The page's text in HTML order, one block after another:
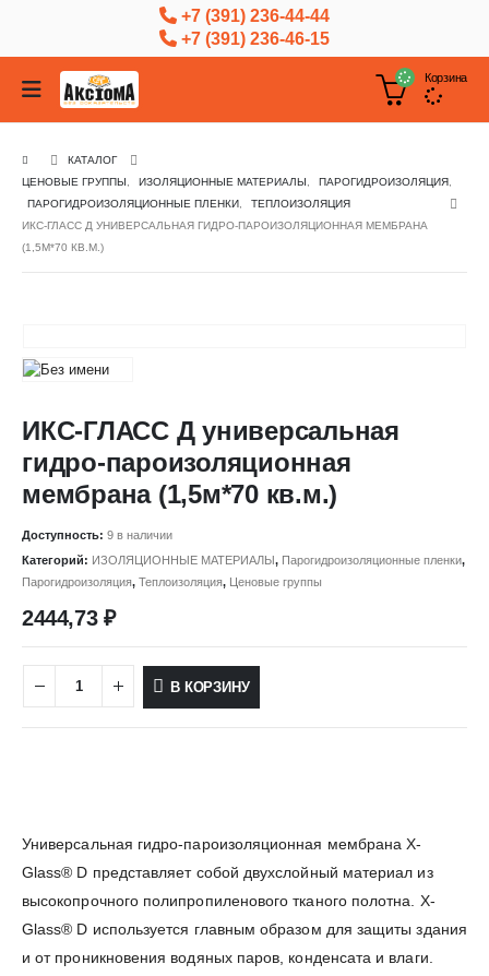
+7 (391) 236-44-44
+7 (391) 236-46-15
Корзина
КАТАЛОГ
ЦЕНОВЫЕ ГРУППЫ
ИЗОЛЯЦИОННЫЕ МАТЕРИАЛЫ ПАРОГИДРОИЗОЛЯЦИЯ
ПАРОГИДРОИЗОЛЯЦИОННЫЕ ПЛЕНКИ
ТЕПЛОИЗОЛЯЦИЯ
ИКС-ГЛАСС Д УНИВЕРСАЛЬНАЯ ГИДРО-ПАРОИЗОЛЯЦИОННАЯ МЕМБРАНА
(1,5М*70 КВ.М.)
ИКС-ГЛАСС Д универсальная
гидро-пароизоляционная
мембрана (1,5м*70 кв.м.)
Доступность: 9 в наличии
Категорий: ИЗОЛЯЦИОННЫЕ МАТЕРИАЛЫ , Парогидроизоляционные пленки,
Парогидроизоляция, Теплоизоляция, Ценовые группы
2444,73 ₽
В КОРЗИНУ
Универсальная гидро-пароизоляционная мембрана X-
Glass® D представляет собой двухслойный материал из
высокопрочного полипропиленового тканого полотна. X-
Glass® D используется главным образом для защиты здания
и от проникновения водяных паров, конденсата и влаги.